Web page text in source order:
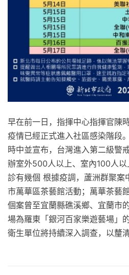
早在前一日，指揮中心指揮官陳
疫情已經正式進入社區感染階段
時中並宣布，台灣進入第二級警
辦室外500人以上、室內100人
診有幾個 根據疫調，蘆洲群聚案
市萬華區茶藝館活動；萬華茶藝
個案曾至宜蘭縣礁溪鄉、宜蘭市
場為羅東「銀河百家樂遊藝場」
衛生單位將持續深入調查，以釐